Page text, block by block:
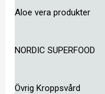
Aloe vera produkter
NORDIC SUPERFOOD
Övrig Kroppsvård